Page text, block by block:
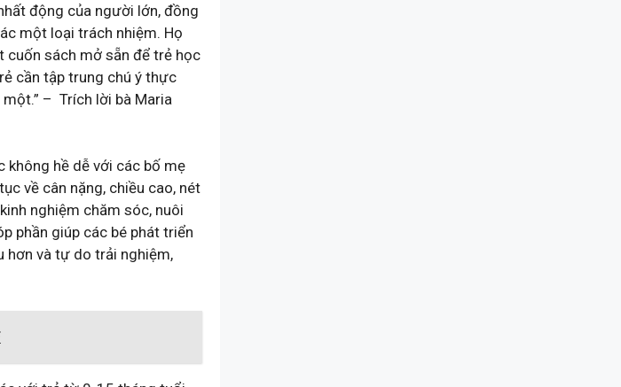
động của người lớn, đồng
một loại trách nhiệm. Họ
cuốn sách mở sẵn để trẻ học
cần tập trung chú ý thực
– Trích lời bà Maria
hề dễ với các bố mẹ
về cân nặng, chiều cao, nét
nghiệm chăm sóc, nuôi
phần giúp các bé phát triển
hơn và tự do trải nghiệm,